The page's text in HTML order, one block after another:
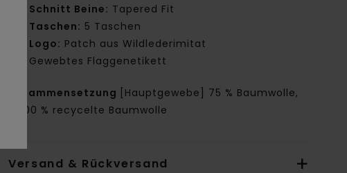
Schnitt Beine: Tapered Fit
Taschen: 5 Taschen
Logo: Patch aus Wildlederimitat
Gewebtes Flaggenetikett
Zusammensetzung
[Hauptgewebe] 75 % Baumwolle,
25,00 % recycelte Baumwolle
Versand & Rückversand